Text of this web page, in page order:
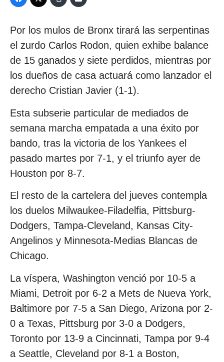
Por los mulos de Bronx tirará las serpentinas
el zurdo Carlos Rodon, quien exhibe balance
de 15 ganados y siete perdidos, mientras por
los dueños de casa actuará como lanzador el
derecho Cristian Javier (1-1).
Esta subserie particular de mediados de
semana marcha empatada a una éxito por
bando, tras la victoria de los Yankees el
pasado martes por 7-1, y el triunfo ayer de
Houston por 8-7.
El resto de la cartelera del jueves contempla
los duelos Milwaukee-Filadelfia, Pittsburg-
Dodgers, Tampa-Cleveland, Kansas City-
Angelinos y Minnesota-Medias Blancas de
Chicago.
La víspera, Washington venció por 10-5 a
Miami, Detroit por 6-2 a Mets de Nueva York,
Baltimore por 7-5 a San Diego, Arizona por 2-
0 a Texas, Pittsburg por 3-0 a Dodgers,
Toronto por 13-9 a Cincinnati, Tampa por 9-4
a Seattle, Cleveland por 8-1 a Boston,